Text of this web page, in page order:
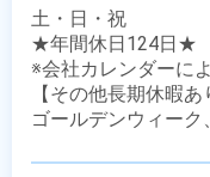
土・日・祝
★年間休日124日★
※会社カレンダーに
【その他長期休暇あ
ゴールデンウィー